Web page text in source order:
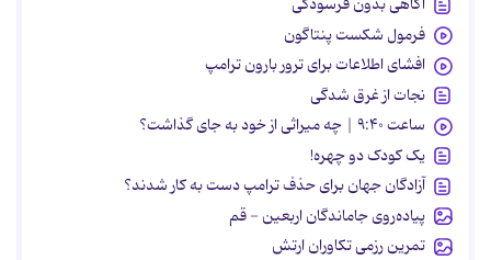
فرمول شکست پنتاگون
افشای اطلاعات برای ترور بارون ترامپ
نجات از غرق شدگی
ساعت ۹:۴۰ | چه میراثی از خود به جای گذاشت؟
یک کودک دو چهره!
آزادگان جهان برای حذف ترامپ دست به کار شدند؟
پیاده‌روی جاماندگان اربعین - قم
تمرین رزمی تکاوران ارتش